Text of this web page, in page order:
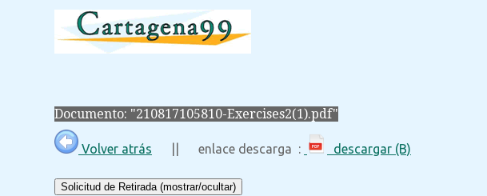
Documento: "210817105810-Exercises2(1).pdf"
Volver atrás || enlace descarga : descargar (B)
Solicitud de Retirada (mostrar/ocultar)